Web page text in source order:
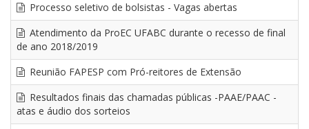
Processo seletivo de bolsistas - Vagas abertas
Atendimento da ProEC UFABC durante o recesso de final
de ano 2018/2019
Reunião FAPESP com Pró-reitores de Extensão
Resultados finais das chamadas públicas -PAAE/PAAC -
atas e áudio dos sorteios